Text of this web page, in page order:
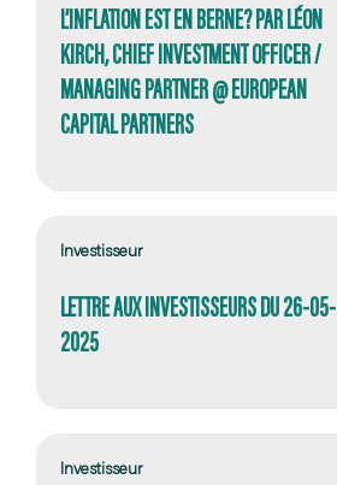
L’INFLATION EST EN BERNE? PAR LÉON
KIRCH, CHIEF INVESTMENT OFFICER /
MANAGING PARTNER @ EUROPEAN
CAPITAL PARTNERS
Investisseur
LETTRE AUX INVESTISSEURS DU 26-05-
2025
Investisseur